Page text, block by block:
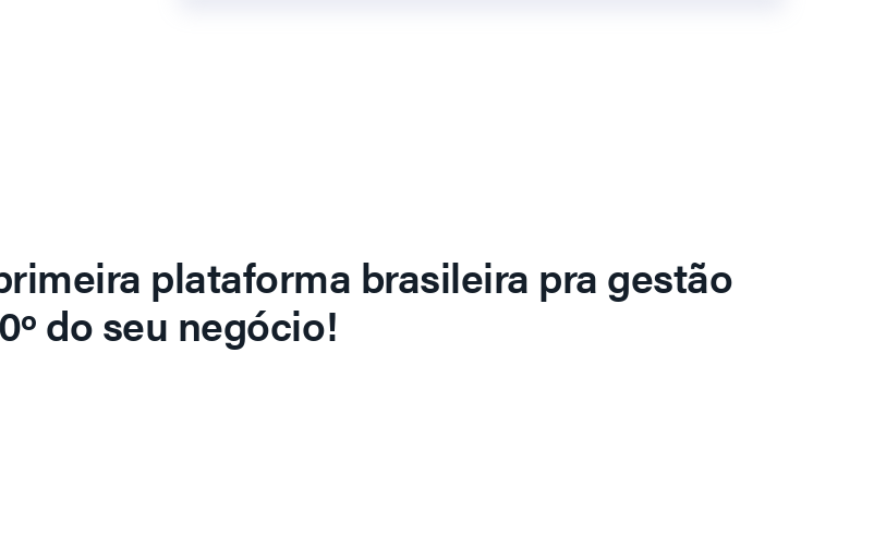
plataforma brasileira pra gestão
do seu negócio!